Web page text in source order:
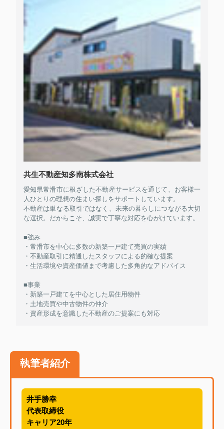
共生不動産知多南株式会社
愛知県常滑市に根ざした不動産サービスを通じて、お客様一
人ひとりの理想の住まい探しをサポートしています。
不動産は単なる取引ではなく、未来の暮らしにつながる大切
な選択。だからこそ、誠実で丁寧な対応を心がけています。
■強み
・常滑市を中心に多数の新築一戸建て売買の実績
・不動産取引に精通したスタッフによる的確な提案
・生活環境や資産価値まで考慮した多角的なアドバイス
■事業
・新築一戸建てを中心とした居住用物件
・土地売買や中古物件の仲介
・資産形成を意識した不動産のご提案にも対応
執筆者紹介
井手勝幸
代表取締役
キャリア20年